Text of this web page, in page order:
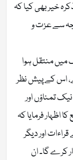
خیر بھی کیا کہ
سے عزت و
میں منتقل ہوا
اس کے پیش نظر
تمناؤں اور
اظہار فرمایا کہ
اور دیگر
کرے گا۔ ان